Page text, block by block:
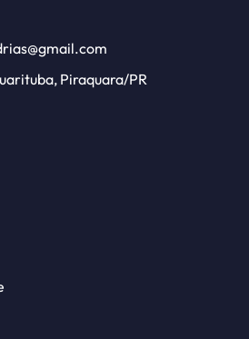
Piraquara/PR